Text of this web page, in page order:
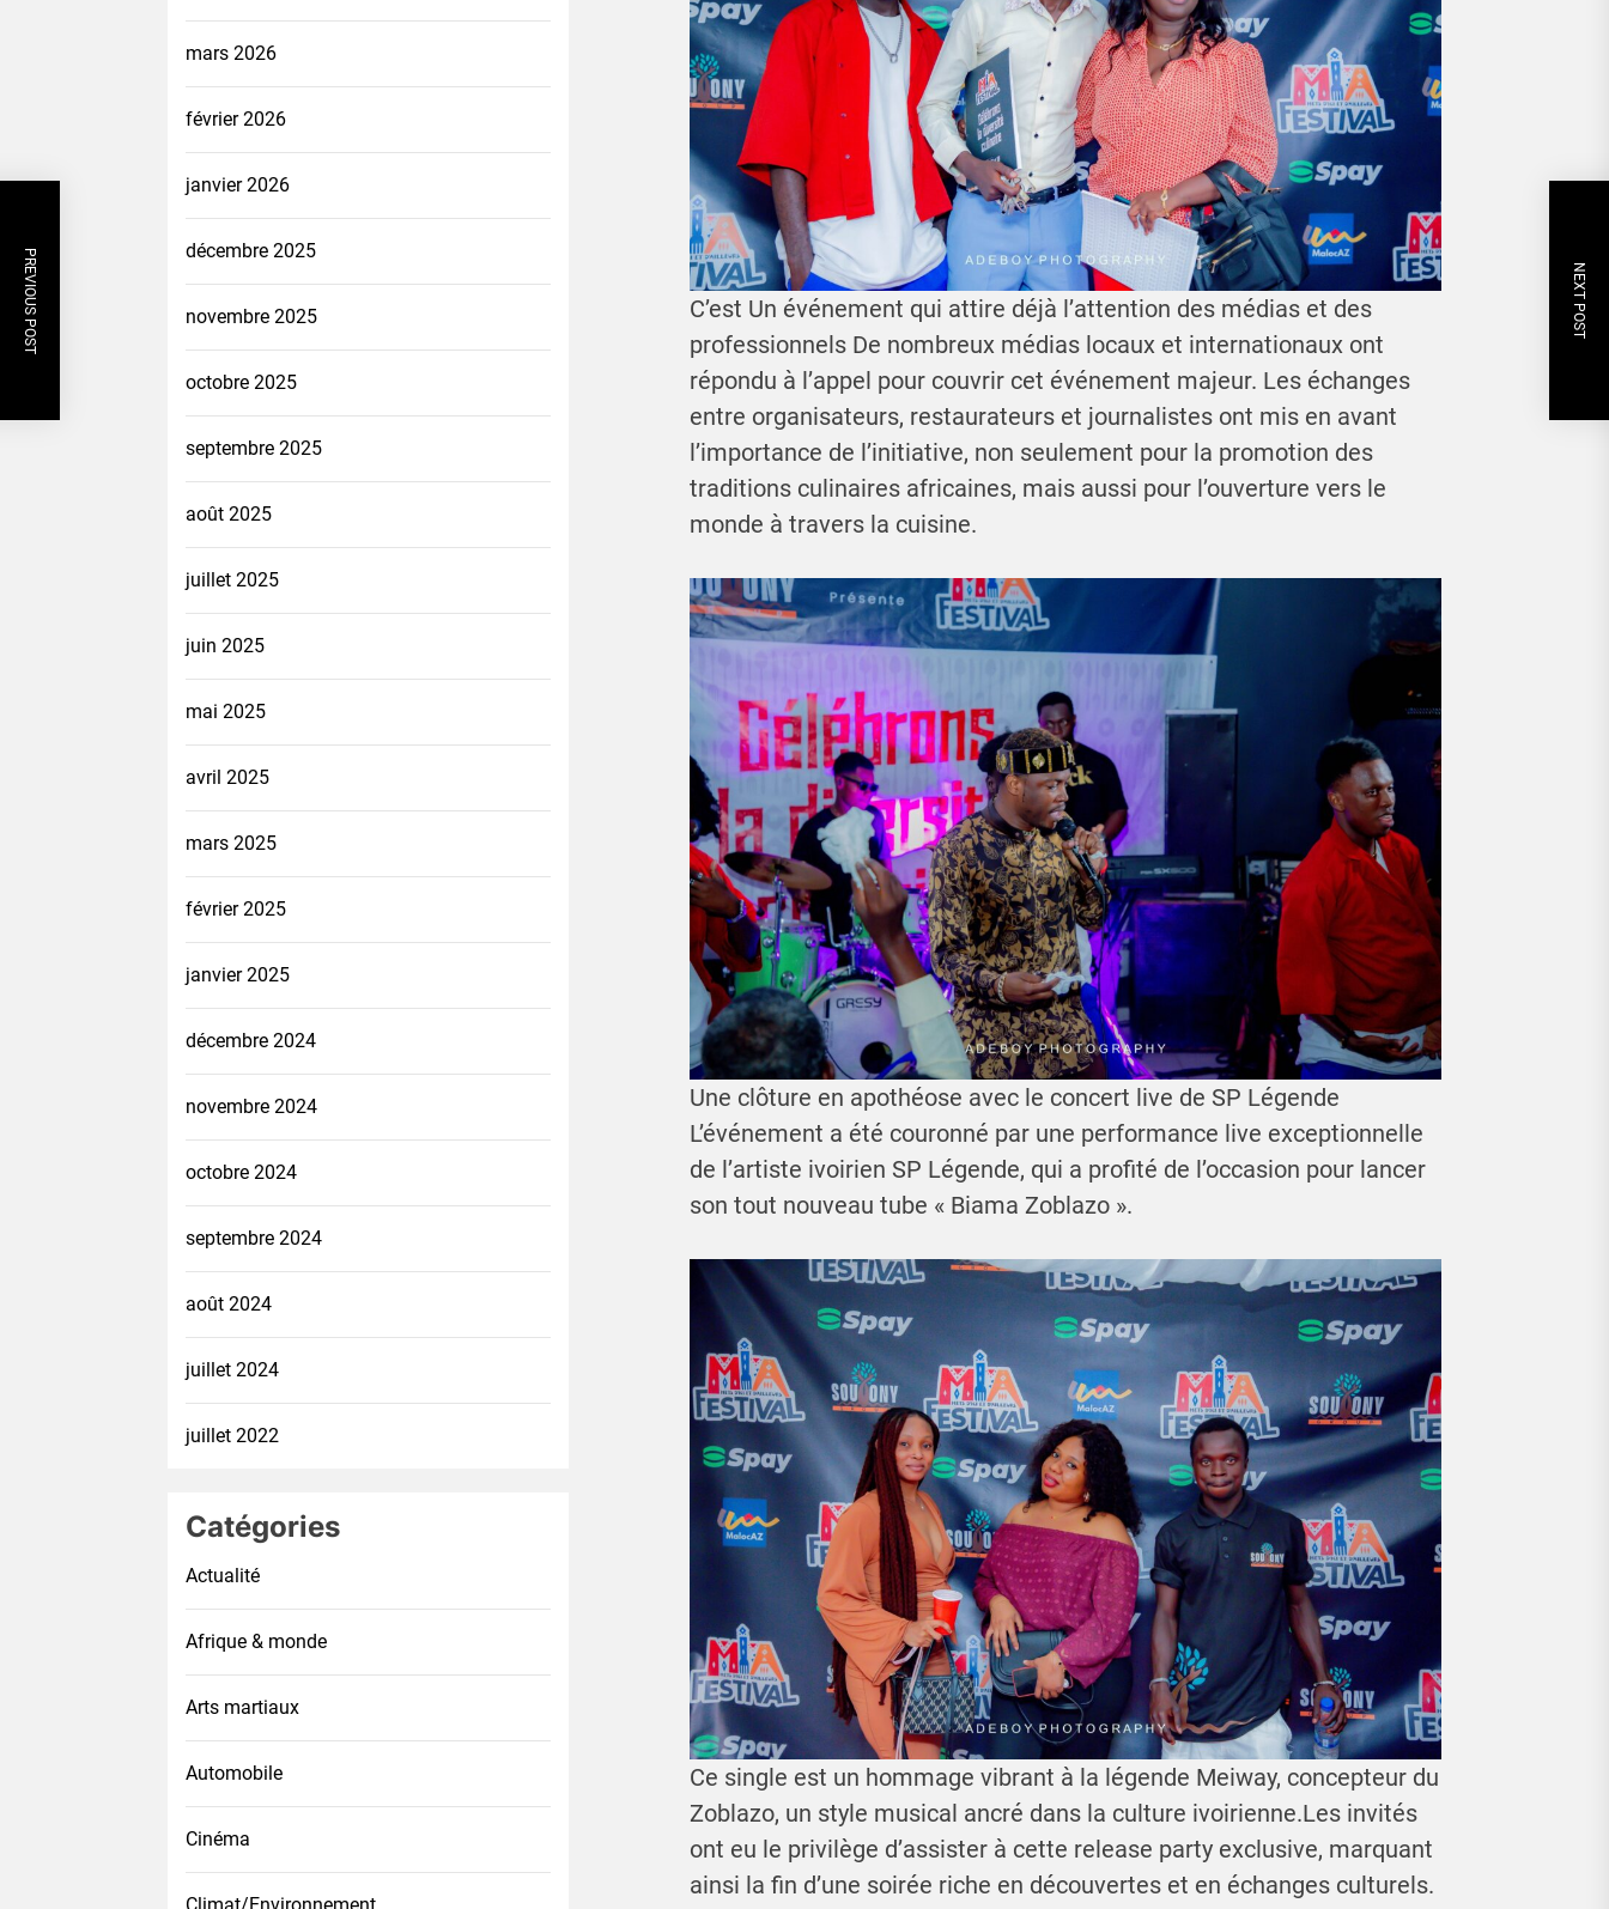
C’est Un événement qui attire déjà l’attention des médias et des
professionnels De nombreux médias locaux et internationaux ont
répondu à l’appel pour couvrir cet événement majeur. Les échanges
entre organisateurs, restaurateurs et journalistes ont mis en avant
l’importance de l’initiative, non seulement pour la promotion des
traditions culinaires africaines, mais aussi pour l’ouverture vers le
monde à travers la cuisine.
Une clôture en apothéose avec le concert live de SP Légende
L’événement a été couronné par une performance live exceptionnelle
de l’artiste ivoirien SP Légende, qui a profité de l’occasion pour lancer
son tout nouveau tube « Biama Zoblazo ».
Ce single est un hommage vibrant à la légende Meiway, concepteur du
Zoblazo, un style musical ancré dans la culture ivoirienne.Les invités
ont eu le privilège d’assister à cette release party exclusive, marquant
ainsi la fin d’une soirée riche en découvertes et en échanges culturels.
PREVIOUS POST NEXT POST
mars 2026
février 2026
janvier 2026
décembre 2025
novembre 2025
octobre 2025
septembre 2025
août 2025
juillet 2025
juin 2025
mai 2025
avril 2025
mars 2025
février 2025
janvier 2025
décembre 2024
novembre 2024
octobre 2024
septembre 2024
août 2024
juillet 2024
juillet 2022
Catégories
Actualité
Afrique & monde
Arts martiaux
Automobile
Cinéma